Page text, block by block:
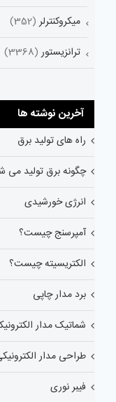
میکروکنترلر (352)
ترانزیستور (3368)
آخرین نوشته ها
راه های تولید برق
چگونه برق تولید می
انرژی خورشیدی
آمپرسنج چیست؟
الکتریسیته چیست؟
برد مدار چاپی
شماتیک مدار
طراحی مدار
فیبر نوری